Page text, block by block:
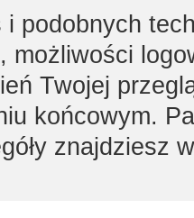
podobnych
możliwości
Twojej
końcowym.
znajdziesz